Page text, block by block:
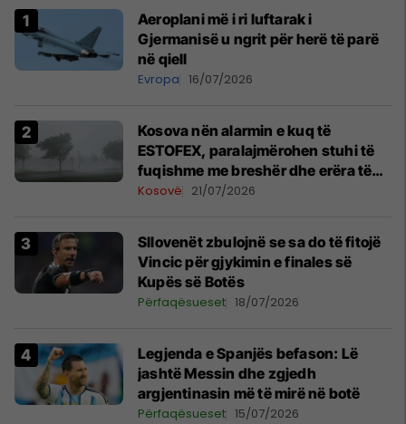
Aeroplani më i ri luftarak i
Gjermanisë u ngrit për herë të parë
në qiell
Evropa 16/07/2026
Kosova nën alarmin e kuq të
ESTOFEX, paralajmërohen stuhi të
fuqishme me breshër dhe erëra të
forta
Kosovë 21/07/2026
Sllovenët zbulojnë se sa do të fitojë
Vincic për gjykimin e finales së
Kupës së Botës
Përfaqësueset 18/07/2026
Legjenda e Spanjës befason: Lë
jashtë Messin dhe zgjedh
argjentinasin më të mirë në botë
Përfaqësueset 15/07/2026